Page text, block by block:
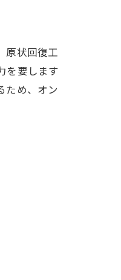
原状回復工
を要します
ため、オン